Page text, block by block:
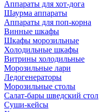
Аппараты для хот-дога
Шаурма аппараты
Аппараты для поп-корна
Винные шкафы
Шкафы морозильные
Холодильные шкафы
Витрины холодильные
Морозильные лари
Ледогенераторы
Морозильные столы
Салат-бары шведский стол
Суши-кейсы